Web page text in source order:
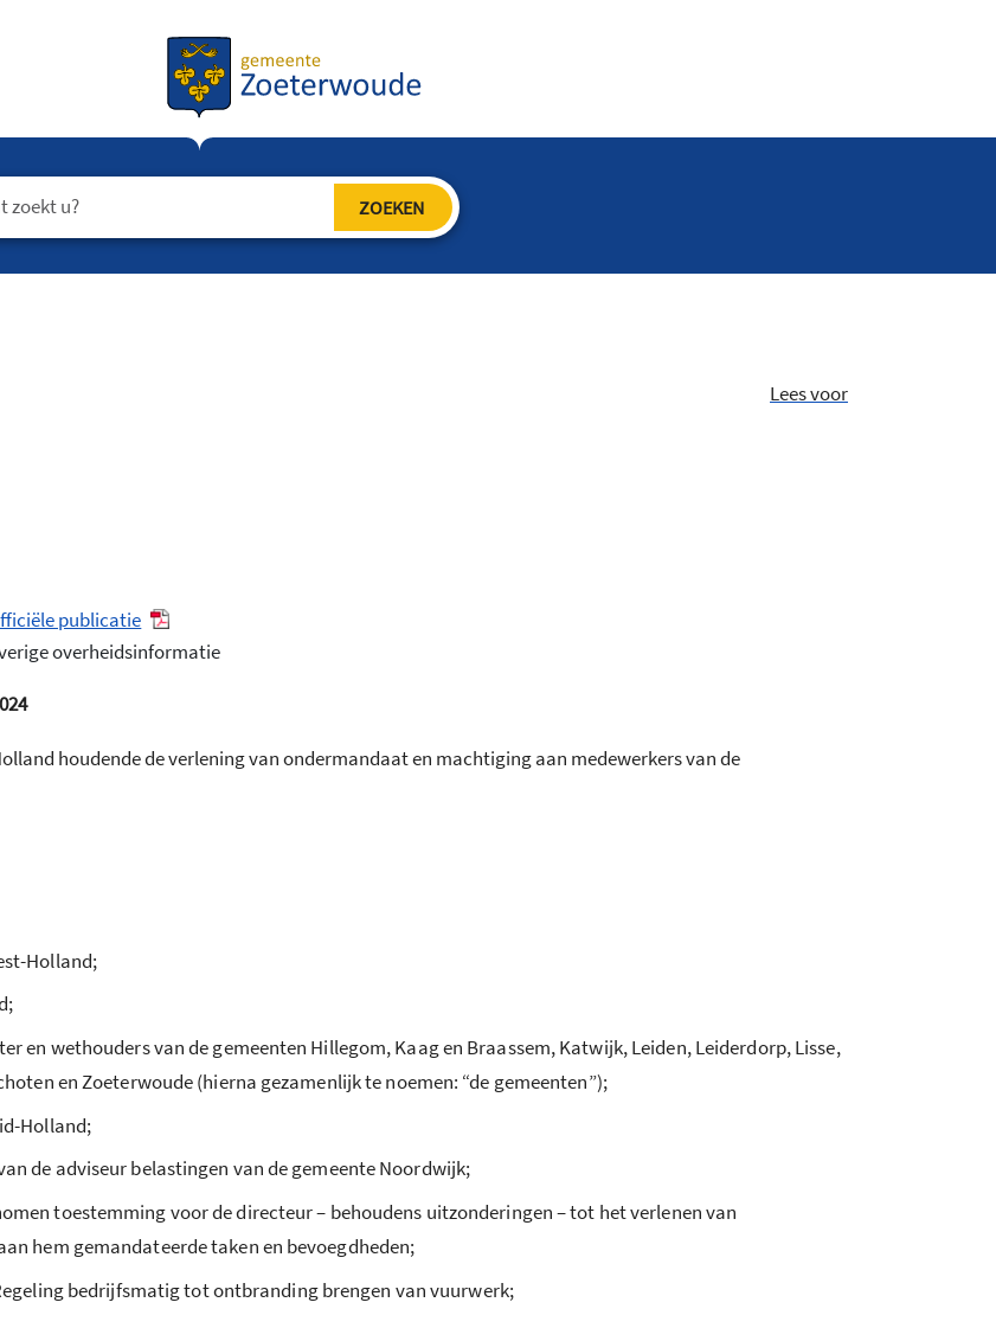
Lees voor
publicatie
overheidsinformatie
houdende de verlening van ondermandaat en machtiging aan medewerkers van de
Holland;
en wethouders van de gemeenten Hillegom, Kaag en Braassem, Katwijk, Leiden, Leiderdorp, Lisse,
en Zoeterwoude (hierna gezamenlijk te noemen: “de gemeenten”);
Holland;
de adviseur belastingen van de gemeente Noordwijk;
toestemming voor de directeur – behoudens uitzonderingen – tot het verlenen van
hem gemandateerde taken en bevoegdheden;
bedrijfsmatig tot ontbranding brengen van vuurwerk;